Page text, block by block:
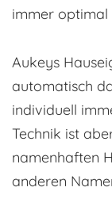
immer optimal
Aukeys
automatisch
individuell
Technik ist
namenhaften
anderen